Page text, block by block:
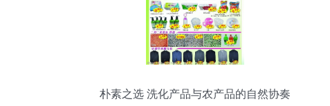
朴素之选 洗化产品与农产品的自然协奏